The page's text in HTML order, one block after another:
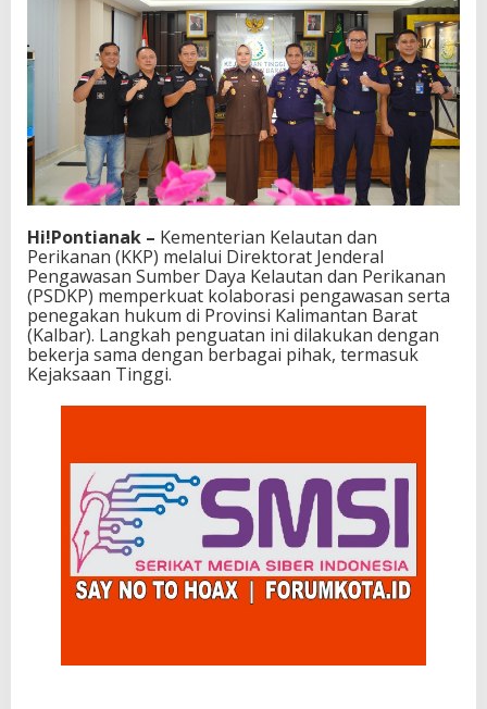
Hi!Pontianak – Kementerian Kelautan dan
Perikanan (KKP) melalui Direktorat Jenderal
Pengawasan Sumber Daya Kelautan dan Perikanan
(PSDKP) memperkuat kolaborasi pengawasan serta
penegakan hukum di Provinsi Kalimantan Barat
(Kalbar). Langkah penguatan ini dilakukan dengan
bekerja sama dengan berbagai pihak, termasuk
Kejaksaan Tinggi.